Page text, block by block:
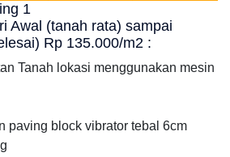
1
Awal (tanah rata) sampai
Rp 135.000/m2 :
Tanah lokasi menggunakan mesin
paving block vibrator tebal 6cm